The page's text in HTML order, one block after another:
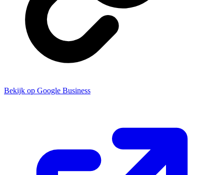
Bekijk op Google Business